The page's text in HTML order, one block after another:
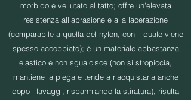
morbido e vellutato al tatto; offre un'elevata
resistenza all'abrasione e alla lacerazione
(comparabile a quella del nylon, con il quale viene
spesso accoppiato); è un materiale abbastanza
elastico e non sgualcisce (non si stropiccia,
mantiene la piega e tende a riacquistarla anche
dopo i lavaggi, risparmiando la stiratura), risulta